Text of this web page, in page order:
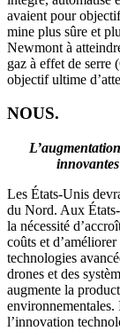
avaient pour
mine plus sûre et
Newmont à
gaz à effet de serre
objectif ultime
NOUS.
Les États-Unis
du Nord. Aux
la nécessité
coûts et
technologies
drones et des
augmente la
environnementales.
l’innovation